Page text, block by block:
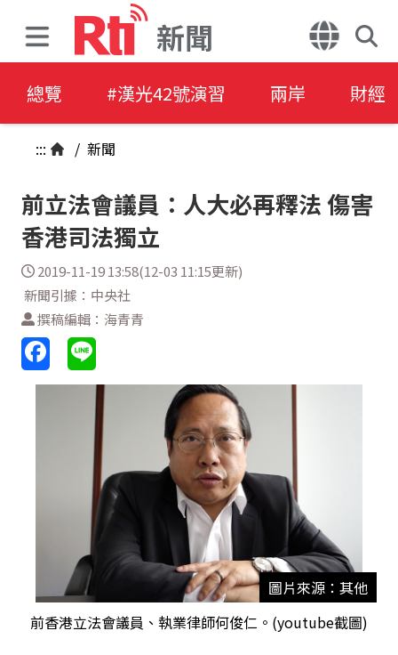
新聞
總覽 #漢光42號演習 兩岸 財經
::: / 新聞
前立法會議員：人大必再釋法 傷害
香港司法獨立
2019-11-19 13:58(12-03 11:15更新)
新聞引據：中央社
撰稿編輯：海青青
圖片來源：其他
前香港立法會議員、執業律師何俊仁。(youtube截圖)